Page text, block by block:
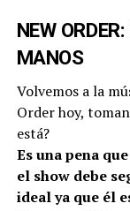
NEW
MANOS
Volvemos a la
Order hoy,
está?
Es una pena que
el show debe
ideal ya que él